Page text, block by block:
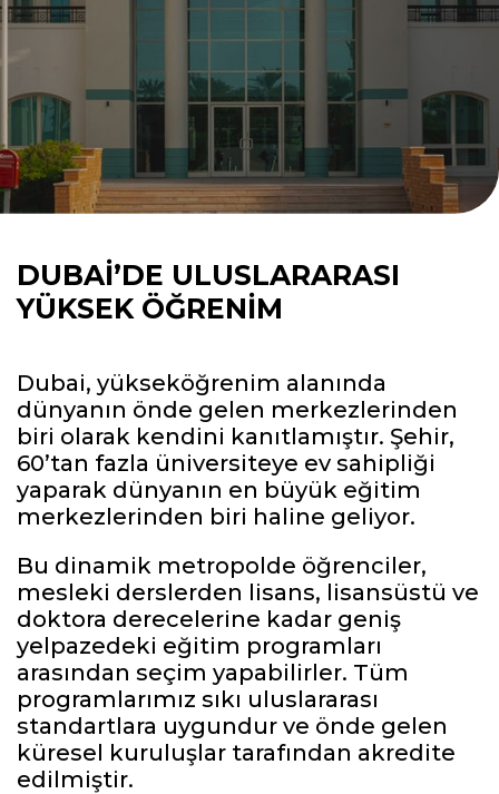
DUBAI’DE ULUSLARARASI
YÜKSEK ÖĞRENIM
Dubai, yükseköğrenim alanında
dünyanın önde gelen merkezlerinden
biri olarak kendini kanıtlamıştır. Şehir,
60’tan fazla üniversiteye ev sahipliği
yaparak dünyanın en büyük eğitim
merkezlerinden biri haline geliyor.
Bu dinamik metropolde öğrenciler,
mesleki derslerden lisans, lisansüstü ve
doktora derecelerine kadar geniş
yelpazedeki eğitim programları
arasından seçim yapabilirler. Tüm
programlarımız sıkı uluslararası
standartlara uygundur ve önde gelen
küresel kuruluşlar tarafından akredite
edilmiştir.